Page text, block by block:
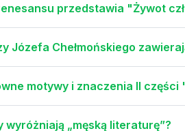
przedstawia "Żywot
Józefa Chełmońskiego
motywy i znaczenia II
wyróżniają „męską literaturę”?